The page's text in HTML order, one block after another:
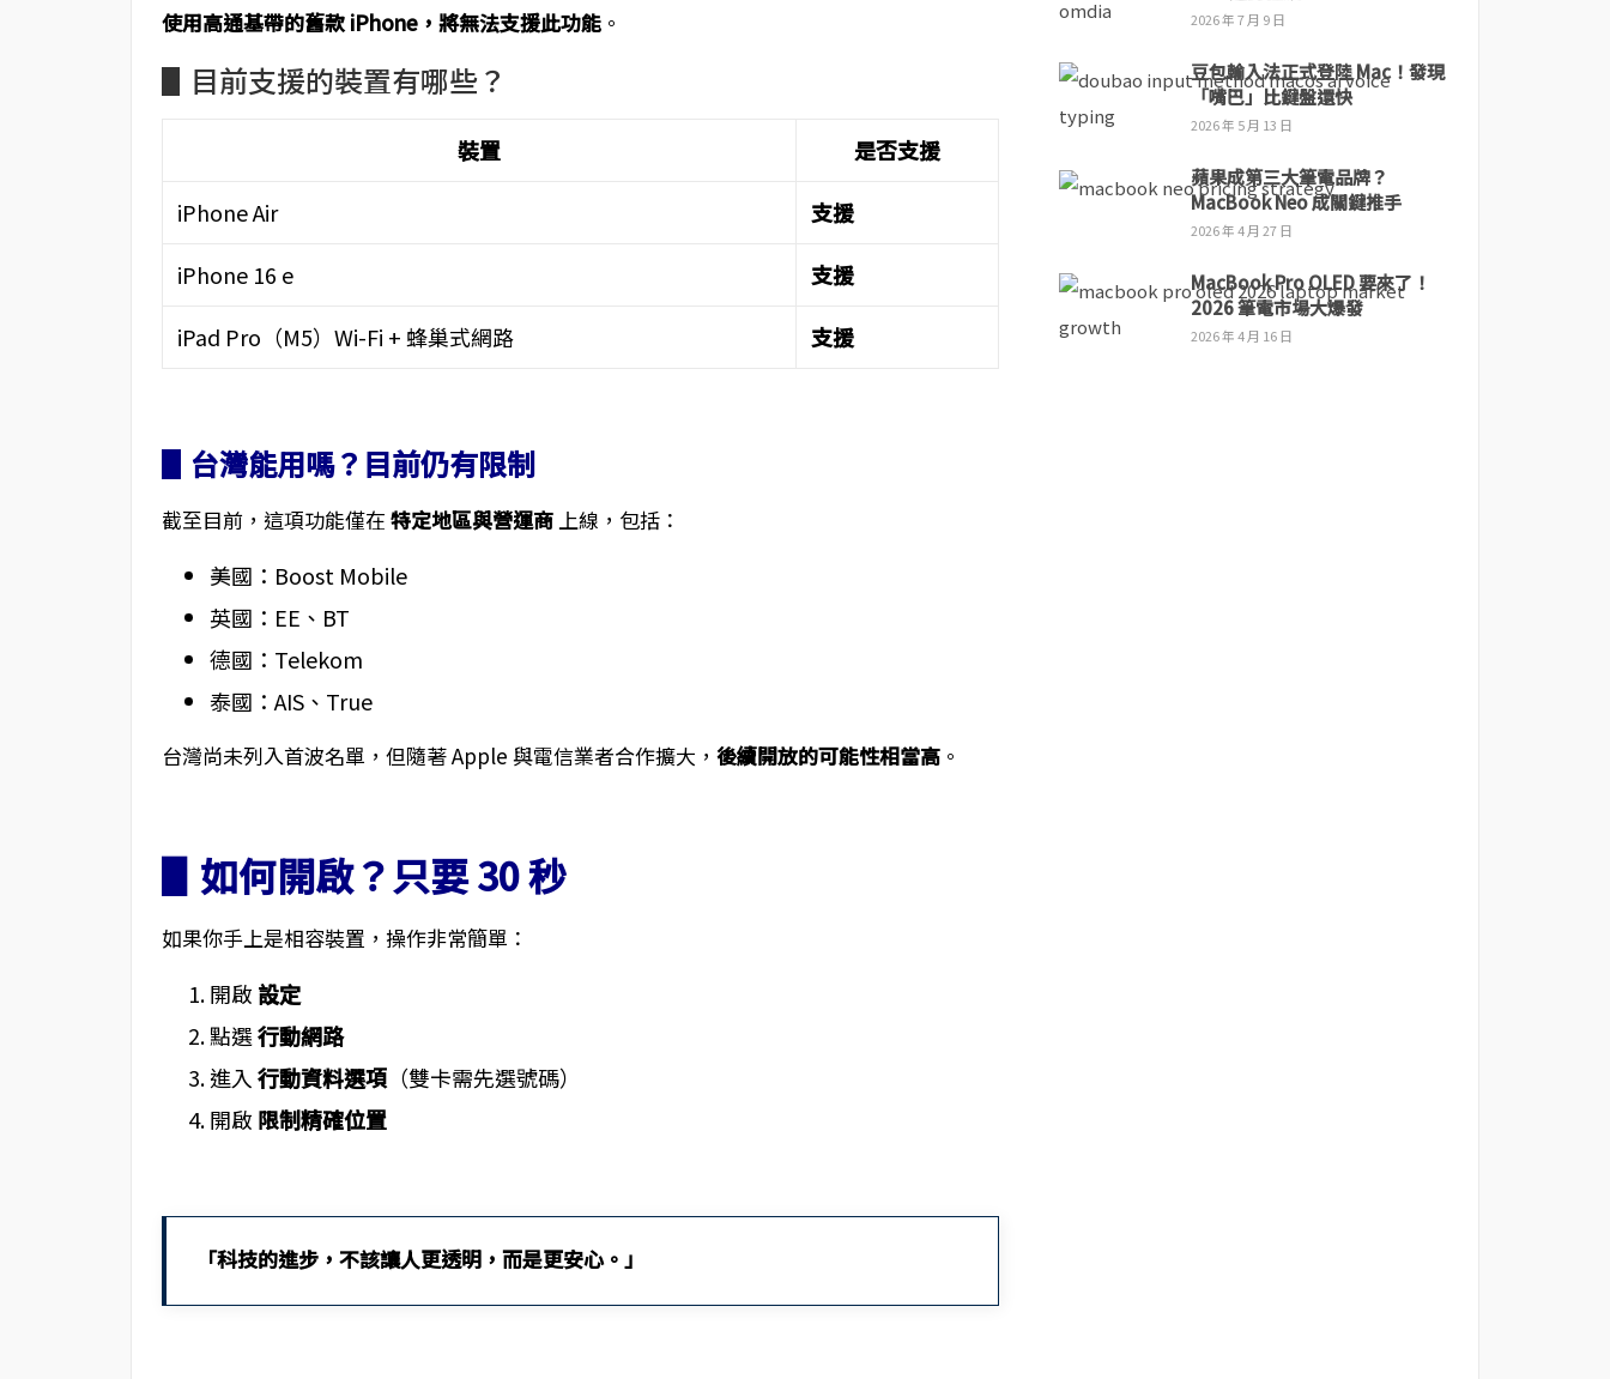
使用高通基帶的舊款 iPhone，將無法支援此功能。
▋目前支援的裝置有哪些？
裝置
是否支援
iPhone Air
支援
iPhone 16 e
支援
iPad Pro（M5）Wi-Fi + 蜂巢式網路
支援
▋台灣能用嗎？目前仍有限制
截至目前，這項功能僅在 特定地區與營運商上線，包括：
美國：Boost Mobile
英國：EE、BT
德國：Telekom
泰國：AIS、True
台灣尚未列入首波名單，但隨著 Apple 與電信業者合作擴大， 後續開放的可能性相當高。
▋如何開啟？只要 30 秒
如果你手上是相容裝置，操作非常簡單：
開啟 設定
點選行動網路
進入 行動資料選項（雙卡需先選號碼）
開啟 限制精確位置
「科技的進步，不該讓人更透明，而是更安心。」
2026 年 7 月 9 日
豆包輸入法正式登陸 Mac！發現
「嘴巴」比鍵盤還快
2026 年 5 月 13 日
蘋果成第三大筆電品牌？
MacBook Neo 成關鍵推手
2026 年 4 月 27 日
MacBook Pro OLED 要來了！
2026 筆電市場大爆發
2026 年 4 月 16 日